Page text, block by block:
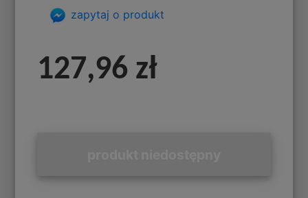
zapytaj o produkt
127,96 zł